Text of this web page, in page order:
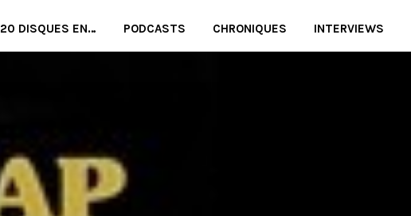
20 DISQUES EN… PODCASTS CHRONIQUES INTERVIEWS